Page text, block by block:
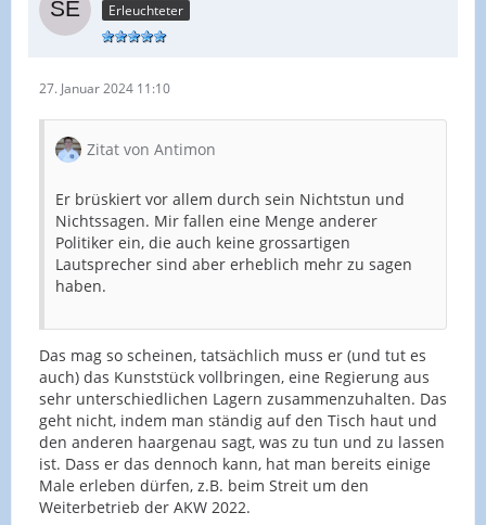
Erleuchteter
27. Januar 2024 11:10
Zitat von Antimon
Er brüskiert vor allem durch sein Nichtstun und
Nichtssagen. Mir fallen eine Menge anderer
Politiker ein, die auch keine grossartigen
Lautsprecher sind aber erheblich mehr zu sagen
haben.
Das mag so scheinen, tatsächlich muss er (und tut es
auch) das Kunststück vollbringen, eine Regierung aus
sehr unterschiedlichen Lagern zusammenzuhalten. Das
geht nicht, indem man ständig auf den Tisch haut und
den anderen haargenau sagt, was zu tun und zu lassen
ist. Dass er das dennoch kann, hat man bereits einige
Male erleben dürfen, z.B. beim Streit um den
Weiterbetrieb der AKW 2022.